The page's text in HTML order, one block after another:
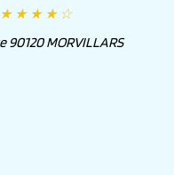
★ ★ ★ ★ ☆
90120 MORVILLARS